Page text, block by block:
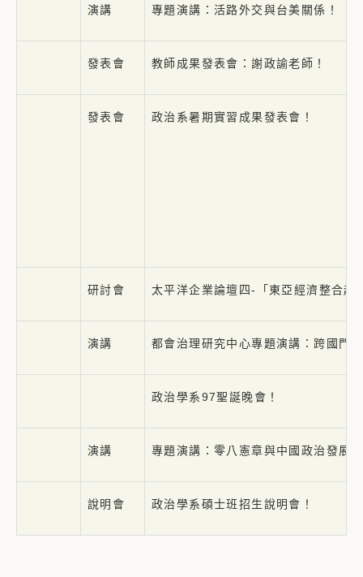
演講 專題演講：活路外交與台美關係！
發表會 教師成果發表會：謝政諭老師！
發表會 政治系暑期實習成果發表會！
研討會 太平洋企業論壇四-「東亞經濟整合趨
演講 都會治理研究中心專題演講：跨國門
政治學系97聖誕晚會！
演講 專題演講：零八憲章與中國政治發展！
說明會 政治學系碩士班招生說明會！